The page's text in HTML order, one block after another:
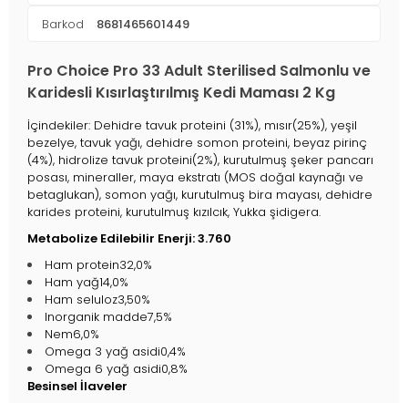
Barkod 8681465601449
Pro Choice Pro 33 Adult Sterilised Salmonlu ve
Karidesli Kısırlaştırılmış Kedi Maması 2 Kg
İçindekiler: Dehidre tavuk proteini (31%), mısır(25%), yeşil
bezelye, tavuk yağı, dehidre somon proteini, beyaz pirinç
(4%), hidrolize tavuk proteini(2%), kurutulmuş şeker pancarı
posası, mineraller, maya ekstratı (MOS doğal kaynağı ve
betaglukan), somon yağı, kurutulmuş bira mayası, dehidre
karides proteini, kurutulmuş kızılcık, Yukka şidigera.
Metabolize Edilebilir Enerji: 3.760
Ham protein32,0%
Ham yağ14,0%
Ham seluloz3,50%
Inorganik madde7,5%
Nem6,0%
Omega 3 yağ asidi0,4%
Omega 6 yağ asidi0,8%
Besinsel İlaveler